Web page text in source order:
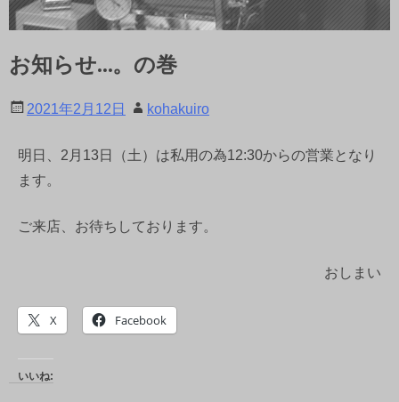
お知らせ…。の巻
2021年2月12日 kohakuiro
明日、2月13日（土）は私用の為12:30からの営業となり
ます。
ご来店、お待ちしております。
おしまい
X Facebook
いいね: